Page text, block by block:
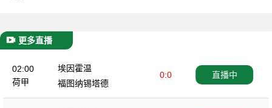
更多直播
02:00
荷甲
埃因霍温
0:0
福图纳锡塔德
直播中